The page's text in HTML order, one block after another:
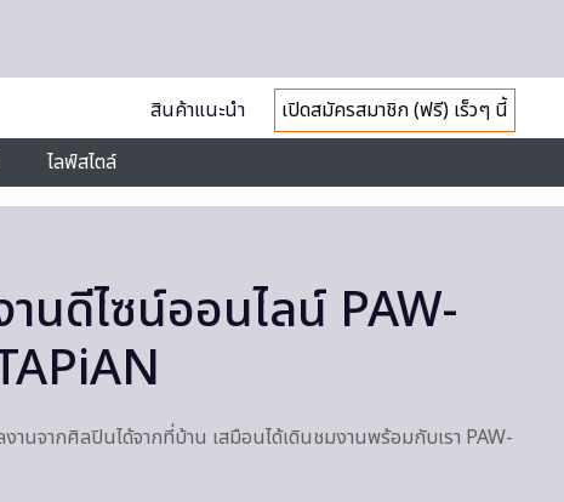
สินค้าแนะนำ
เปิดสมัครสมาชิก (ฟรี) เร็วๆ นี้
ไลฟ์สไตล์
นดีไซน์ออนไลน์ PAW-
นจากศิลปินได้จากที่บ้าน เสมือนได้เดินชมงานพร้อมกับเรา PAW-